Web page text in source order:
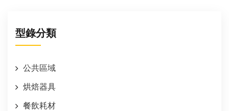
型錄分類
公共區域
烘焙器具
餐飲耗材